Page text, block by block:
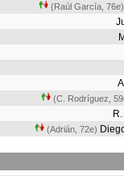
(Raúl García, 76e)
(C. Rodríguez,
(Adrián, 72e)